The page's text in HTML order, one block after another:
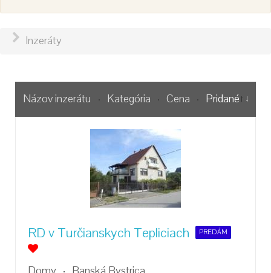
Inzeráty
Názov inzerátu Kategória Cena Pridané
RD v Turčianskych Tepliciach PREDÁM